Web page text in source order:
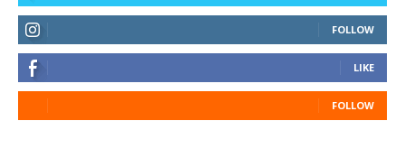
FOLLOW
LIKE
FOLLOW